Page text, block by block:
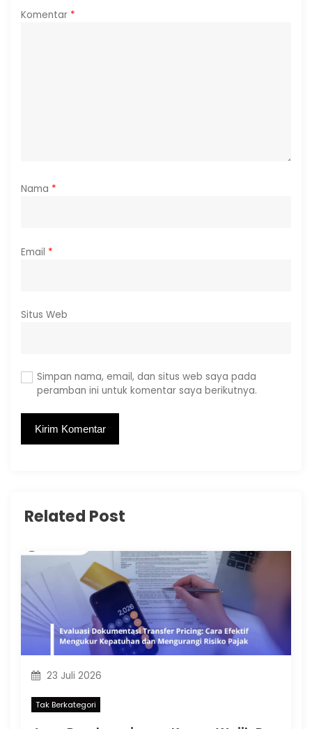
Komentar *
Nama *
Email *
Situs Web
Simpan nama, email, dan situs web saya pada
peramban ini untuk komentar saya berikutnya.
Related Post
23 Juli 2026
Tak Berkategori